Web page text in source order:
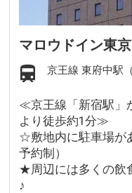
マロウドイン東京
京王線 東府中駅
≪京王線「新宿駅」
より徒歩約1分≫
☆敷地内に駐車場が
予約制）
★周辺には多くの飲
♪